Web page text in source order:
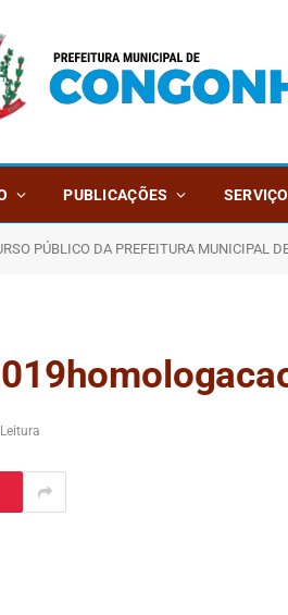
PUBLICAÇÕES
PÚBLICO DA PREFEITURA MUNICIPAL